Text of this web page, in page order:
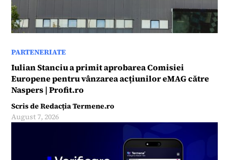
PARTENERIATE
Iulian Stanciu a primit aprobarea Comisiei
Europene pentru vânzarea acțiunilor eMAG către
Naspers | Profit.ro
Scris deRedacția Termene.ro
August 7, 2026